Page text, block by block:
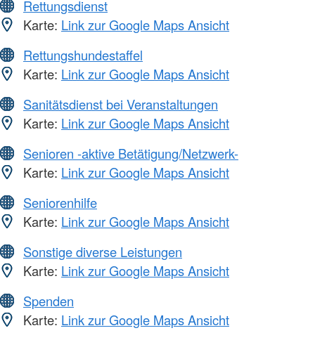
Rettungsdienst
Karte: Link zur Google Maps Ansicht
Rettungshundestaffel
Karte: Link zur Google Maps Ansicht
Sanitätsdienst bei Veranstaltungen
Karte: Link zur Google Maps Ansicht
Senioren -aktive Betätigung/Netzwerk-
Karte: Link zur Google Maps Ansicht
Seniorenhilfe
Karte: Link zur Google Maps Ansicht
Sonstige diverse Leistungen
Karte: Link zur Google Maps Ansicht
Spenden
Karte: Link zur Google Maps Ansicht